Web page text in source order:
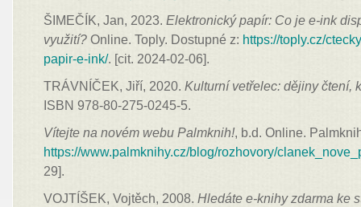
ŠIMEČÍK, Jan, 2023.Elektronický papír: Co je e-ink
využití? Online. Toply. Dostupné z: https://toply.cz/
papir-e-ink/. [cit. 2024-02-06].
TRÁVNÍČEK, Jiří, 2020.Kulturní vetřelec: dějiny čtení,
ISBN 978-80-275-0245-5.
Vítejte na novém webu Palmknih!, b.d. Online.
https://www.palmknihy.cz/blog/rozhovory/
29].
VOJTÍŠEK, Vojtěch, 2008.Hledáte e-knihy zdarma ke